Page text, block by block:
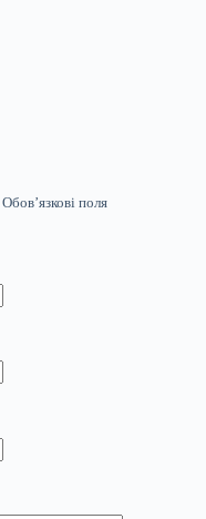
Обов’язкові поля